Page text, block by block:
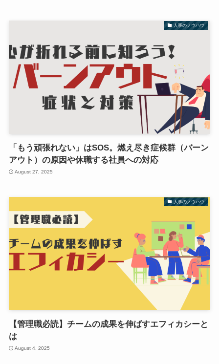
人事のノウハウ
「もう頑張れない」はSOS。燃え尽き症候群（バーン
アウト）の原因や休職する社員への対応
August 27, 2025
人事のノウハウ
【管理職必読】チームの成果を伸ばすエフィカシーと
は
August 4, 2025